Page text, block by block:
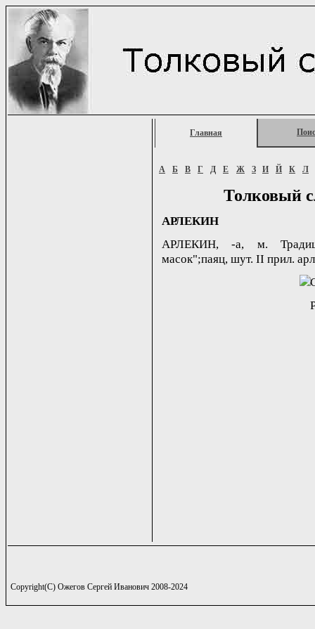
Главная
А Б В Г Д Е Ж З И Й К Л
Толковый
АРЛЕКИН
АРЛЕКИН, -а, м.
масок";паяц, шут. II прил.
Copyright(C) Ожегов Сергей Иванович 2008-2024